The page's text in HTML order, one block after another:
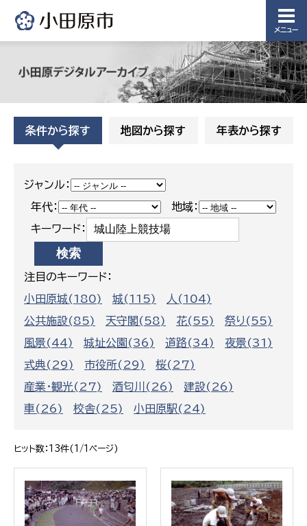
メニュー
条件から探す 地図から探す 年表から探す
ジャンル：
年代：
地域：
キーワード：
注目のキーワード：
小田原城(180)
城(115)
人(104)
公共施設(85)
天守閣(58) 花(55)
祭り(55)
風景(44)
城址公園(36) 道路(34)
夜景(31)
式典(29)
市役所(29)
桜(27)
産業・観光(27)
酒匂川(26)
建設(26)
車(26)
校舎(25) 小田原駅(24)
ヒット数：13件(1/1ページ)